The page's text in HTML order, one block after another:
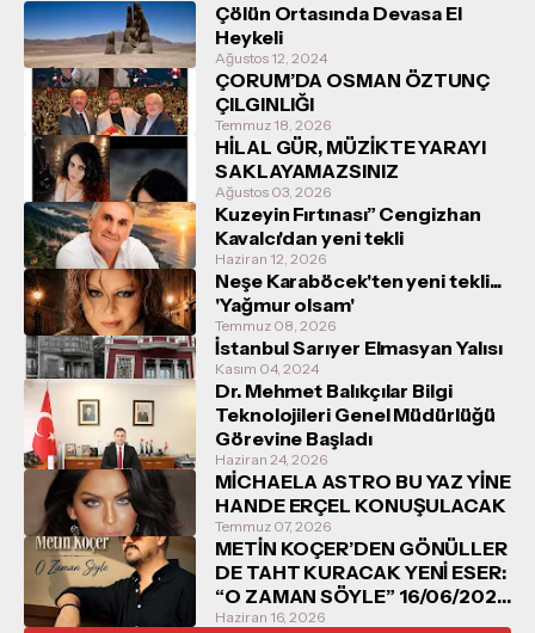
Çölün Ortasında Devasa El
Heykeli
Ağustos 12, 2024
ÇORUM’DA OSMAN ÖZTUNÇ
ÇILGINLIĞI
Temmuz 18, 2026
HİLAL GÜR, MÜZİKTE YARAYI
SAKLAYAMAZSINIZ
Ağustos 03, 2026
Kuzeyin Fırtınası” Cengizhan
Kavalcı'dan yeni tekli
Haziran 12, 2026
Neşe Karaböcek'ten yeni tekli...
'Yağmur olsam'
Temmuz 08, 2026
İstanbul Sarıyer Elmasyan Yalısı
Kasım 04, 2024
Dr. Mehmet Balıkçılar Bilgi
Teknolojileri Genel Müdürlüğü
Görevine Başladı
Haziran 24, 2026
MİCHAELA ASTRO BU YAZ YİNE
HANDE ERÇEL KONUŞULACAK
Temmuz 07, 2026
METİN KOÇER’DEN GÖNÜLLER
DE TAHT KURACAK YENİ ESER:
“O ZAMAN SÖYLE” 16/06/2026
TARİHİNDE DİNLEYİCİYLE
Haziran 16, 2026